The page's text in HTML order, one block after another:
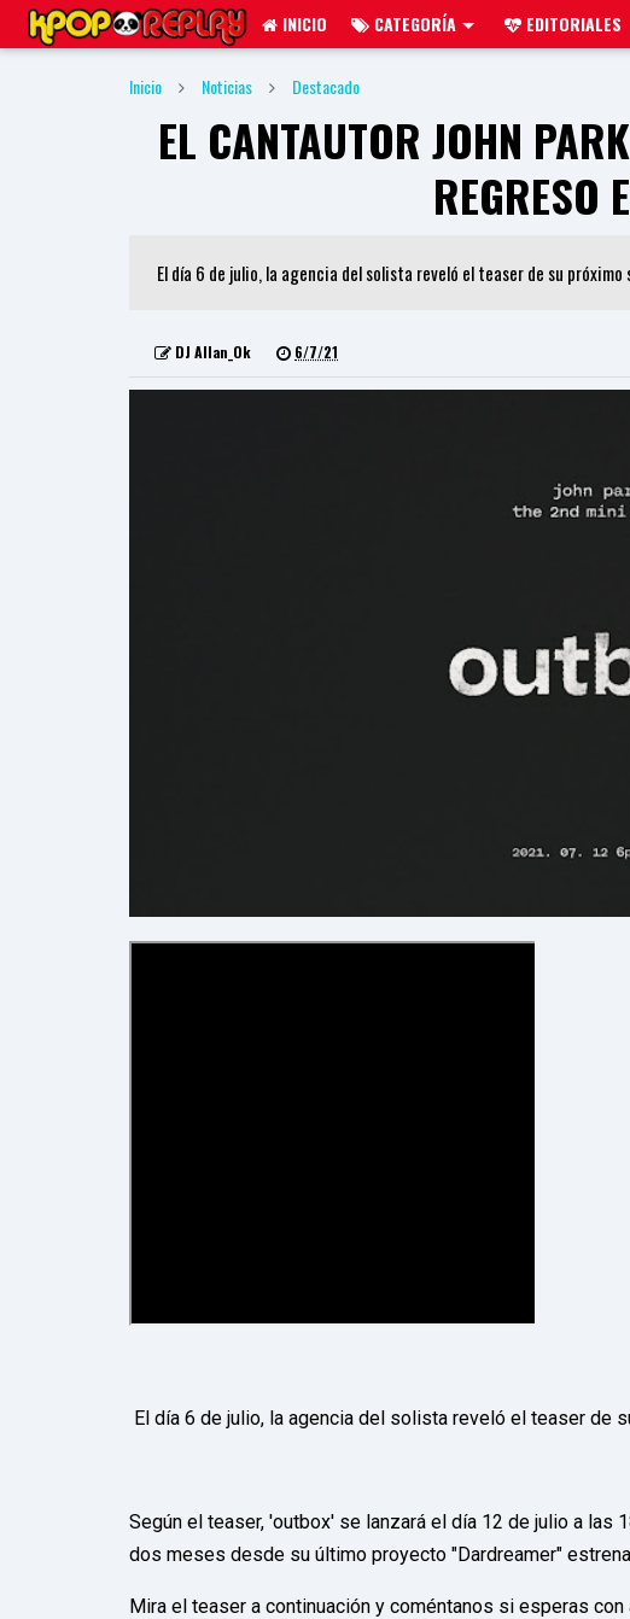
INICIO CATEGORÍA EDITORIALES
Inicio Noticias Destacado
EL CANTAUTOR JOHN
REGRESO
El día 6 de julio, la agencia del solista reveló el teaser de su
DJ Allan_Ok 6/7/21
El día 6 de julio, la agencia del solista reveló el teaser de
Según el teaser, 'outbox' se lanzará el día 12 de julio a las
dos meses desde su último proyecto "Dardreamer"
Mira el teaser a continuación y coméntanos si esperas